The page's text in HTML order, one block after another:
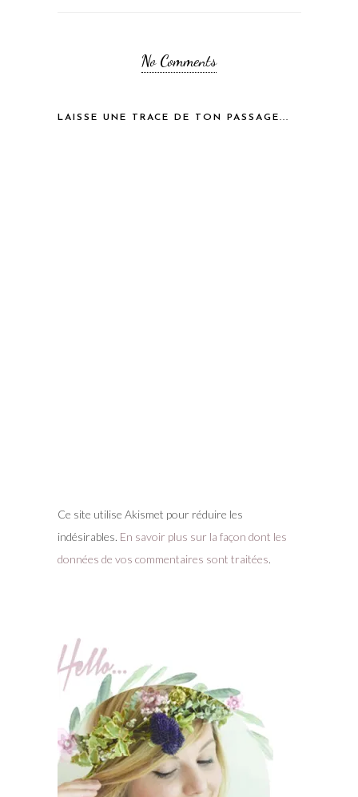
No Comments
LAISSE UNE TRACE DE TON PASSAGE...
Ce site utilise Akismet pour réduire les
indésirables. En savoir plus sur la façon dont les
données de vos commentaires sont traitées.